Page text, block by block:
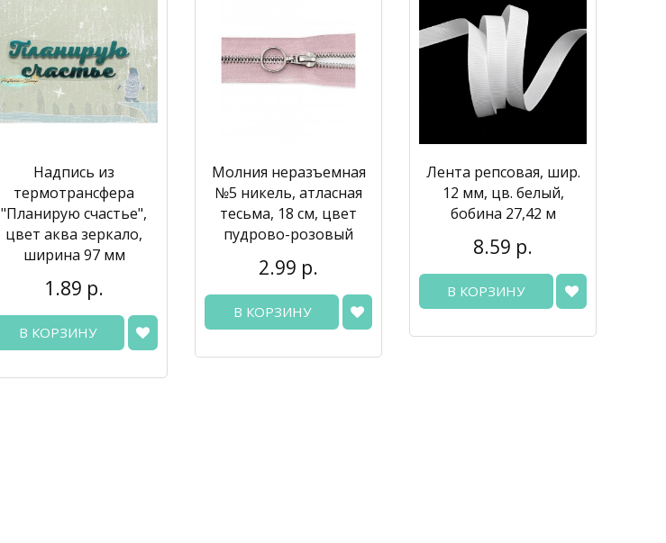
Надпись из
термотрансфера
"Планирую счастье",
цвет аква зеркало,
ширина 97 мм
1.89 р.
В КОРЗИНУ
Молния неразъемная
№5 никель, атласная
тесьма, 18 см, цвет
пудрово-розовый
2.99 р.
В КОРЗИНУ
Лента репсовая, шир.
12 мм, цв. белый,
бобина 27,42 м
8.59 р.
В КОРЗИНУ